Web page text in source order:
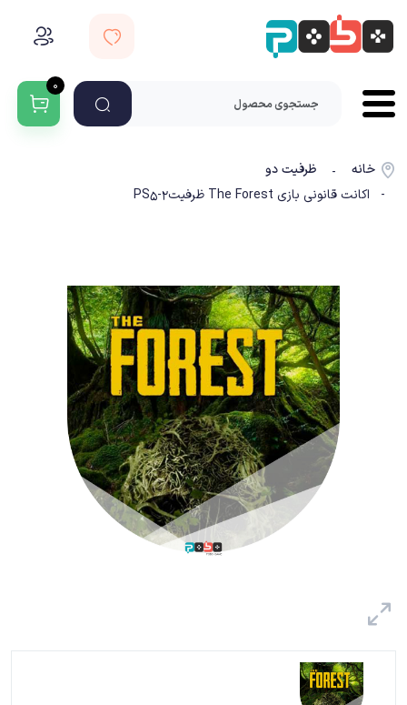
۰
خانه -
ظرفیت دو
- اکانت قانونی بازی The Forest ظرفیت2-PS5